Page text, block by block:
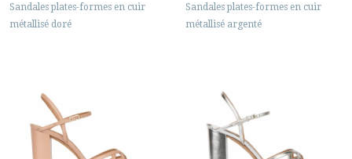
Sandales plates-formes en cuir
métallisé doré
Sandales plates-formes en cuir
métallisé argenté